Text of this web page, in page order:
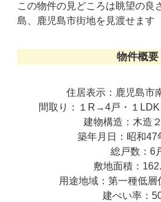
この物件の見どころは眺望の良
島、鹿児島市街地を見渡せます
物件概要
住居表示：鹿児島市
間取り：１R→4戸・１
建物構造：木造
築年月日：昭和47
総戸数：6
敷地面積：
用途地域：第一種低層
建ぺい率：